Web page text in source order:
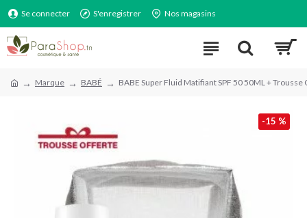
Se connecter S'enregistrer Nos magasins
Marque BABÉ BABE Super Fluid Matifiant SPF 50 50ML +
-15 %